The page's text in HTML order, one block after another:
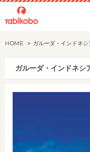
HOME ガルーダ・インドネシ
ガルーダ・インドネシ